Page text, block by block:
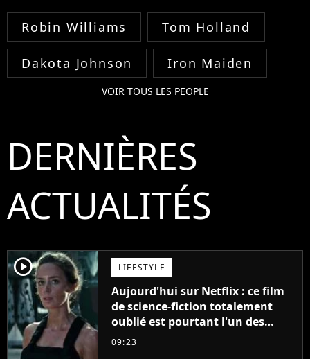
Robin Williams Tom Holland
Dakota Johnson Iron Maiden
VOIR TOUS LES PEOPLE
DERNIÈRES
ACTUALITÉS
player2 LIFESTYLE
Aujourd'hui sur Netflix : ce film
de science-fiction totalement
oublié est pourtant l'un des
meilleurs des années 2010
09:23